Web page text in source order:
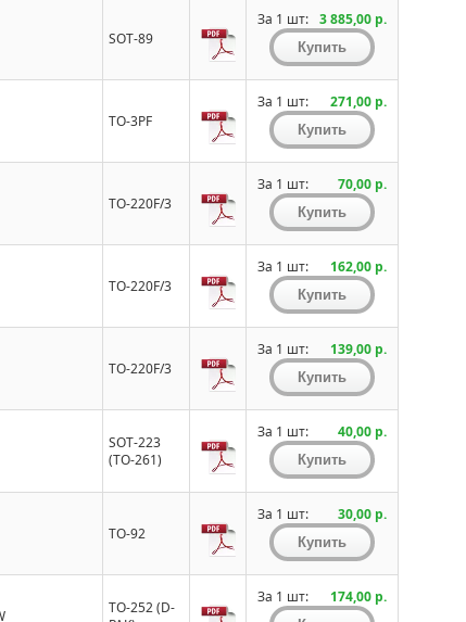
SOT-89
За 1 шт: 3 885,00 р.
TO-3PF
За 1 шт: 271,00 р.
TO-220F/3
За 1 шт: 70,00 р.
TO-220F/3
За 1 шт: 162,00 р.
TO-220F/3
За 1 шт: 139,00 р.
SOT-223
(TO-261)
За 1 шт: 40,00 р.
TO-92
За 1 шт: 30,00 р.
TO-252 (D-
За 1 шт: 174,00 р.